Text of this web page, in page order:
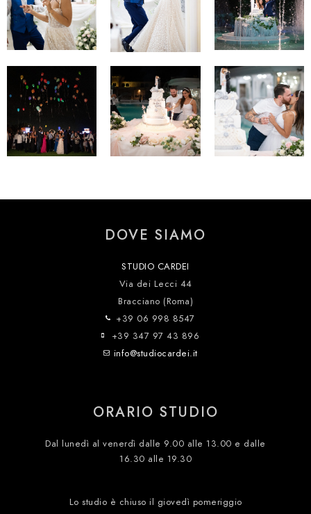
DOVE SIAMO
STUDIO CARDEI
Via dei Lecci 44
Bracciano (Roma)
+39 06 998 8547
+39 347 97 43 896
info@studiocardei.it
ORARIO STUDIO
Dal lunedì al venerdì dalle 9.00 alle 13.00 e dalle
16.30 alle 19.30
Lo studio è chiuso il giovedì pomeriggio